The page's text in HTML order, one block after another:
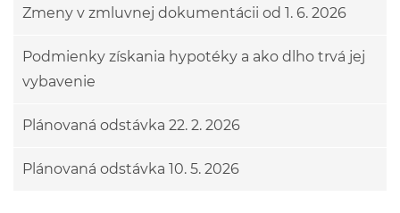
Zmeny v zmluvnej dokumentácii od 1. 6. 2026
Podmienky získania hypotéky a ako dlho trvá jej
vybavenie
Plánovaná odstávka 22. 2. 2026
Plánovaná odstávka 10. 5. 2026